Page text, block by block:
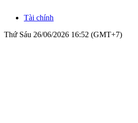
Tài chính
Thứ Sáu 26/06/2026 16:52 (GMT+7)